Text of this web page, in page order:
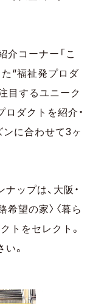
介コーナー「こ
“福祉発プロダ
目するユニーク
ダクトを紹介・
に合わせて3ヶ
ップは、大阪・
希望の家〉〈暮ら
トをセレクト。
。